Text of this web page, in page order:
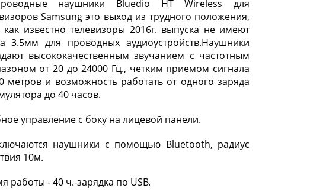
наушники Bluedio HT Wireless для
Samsung это выход из трудного положения,
как известно телевизоры 2016г. выпуска не имеют
3.5мм для проводных аудиоустройств.Наушники
высококачественным звучанием с частотным
от 20 до 24000 Гц., четким приемом сигнала
метров и возможность работать от одного заряда
до 40 часов.
управление с боку на лицевой панели.
наушники с помощью Bluetooth, радиус
10м.
работы - 40 ч.-зарядка по USB.